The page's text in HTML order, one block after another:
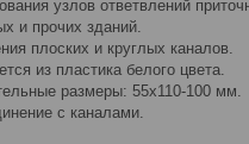
узлов ответвлений
и прочих зданий.
плоских и круглых каналов.
из пластика белого цвета.
размеры: 55х110-100 мм.
с каналами.